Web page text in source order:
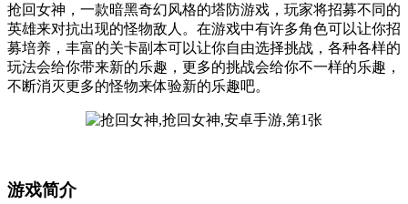
抢回女神，一款暗黑奇幻风格的塔防游戏，玩家将招募不同的
英雄来对抗出现的怪物敌人。在游戏中有许多角色可以让你招
募培养，丰富的关卡副本可以让你自由选择挑战，各种各样的
玩法会给你带来新的乐趣，更多的挑战会给你不一样的乐趣，
不断消灭更多的怪物来体验新的乐趣吧。
游戏简介